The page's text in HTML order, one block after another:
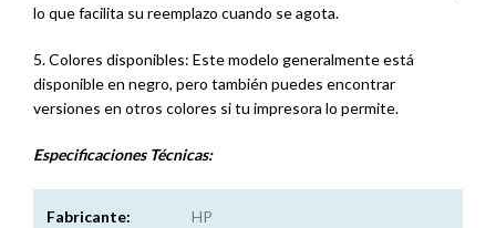
lo que facilita su reemplazo cuando se agota.
5. Colores disponibles: Este modelo generalmente está
disponible en negro, pero también puedes encontrar
versiones en otros colores si tu impresora lo permite.
Especificaciones Técnicas:
Fabricante: HP